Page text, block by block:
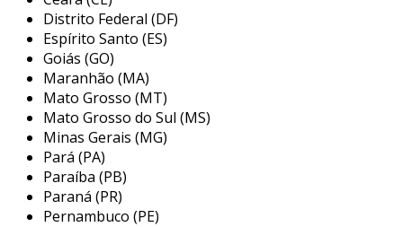
além disso, sua estrutura robusta suporta até
as condições mais exigentes, minimizando o
desgaste e maximizando a durabilidade.
isso garante menos interrupções e menor
custo total de operação ao longo do tempo,
proporcionando a resiliência que o seu negócio
exige.
vantagens do caminhão sider
Distrito Federal (DF)
Espírito Santo (ES)
Goiás (GO)
Maranhão (MA)
Mato Grosso (MT)
Mato Grosso do Sul (MS)
Minas Gerais (MG)
Pará (PA)
Paraíba (PB)
Paraná (PR)
Pernambuco (PE)